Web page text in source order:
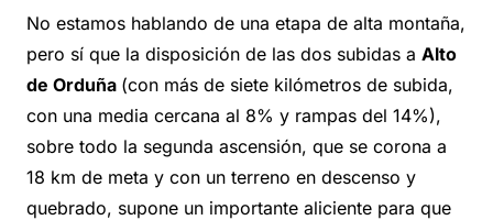
No estamos hablando de una etapa de alta montaña,
pero sí que la disposición de las dos subidas a Alto
de Orduña (con más de siete kilómetros de subida,
con una media cercana al 8% y rampas del 14%),
sobre todo la segunda ascensión, que se corona a
18 km de meta y con un terreno en descenso y
quebrado, supone un importante aliciente para que